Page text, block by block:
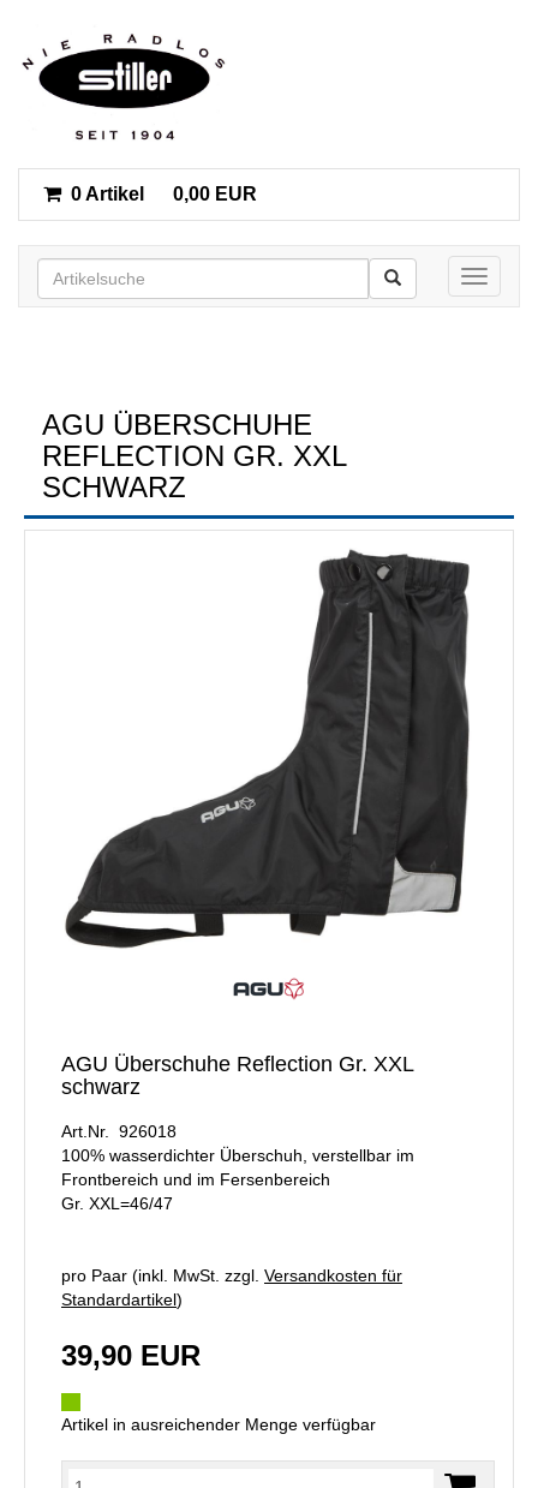
0 Artikel 0,00 EUR
Toggle
AGU ÜBERSCHUHE
REFLECTION GR. XXL
SCHWARZ
AGU Überschuhe Reflection Gr. XXL
schwarz
Art.Nr. 926018
100% wasserdichter Überschuh, verstellbar im
Frontbereich und im Fersenbereich
Gr. XXL=46/47
pro Paar (inkl. MwSt. zzgl. Versandkosten für
Standardartikel)
39,90 EUR
Artikel in ausreichender Menge verfügbar